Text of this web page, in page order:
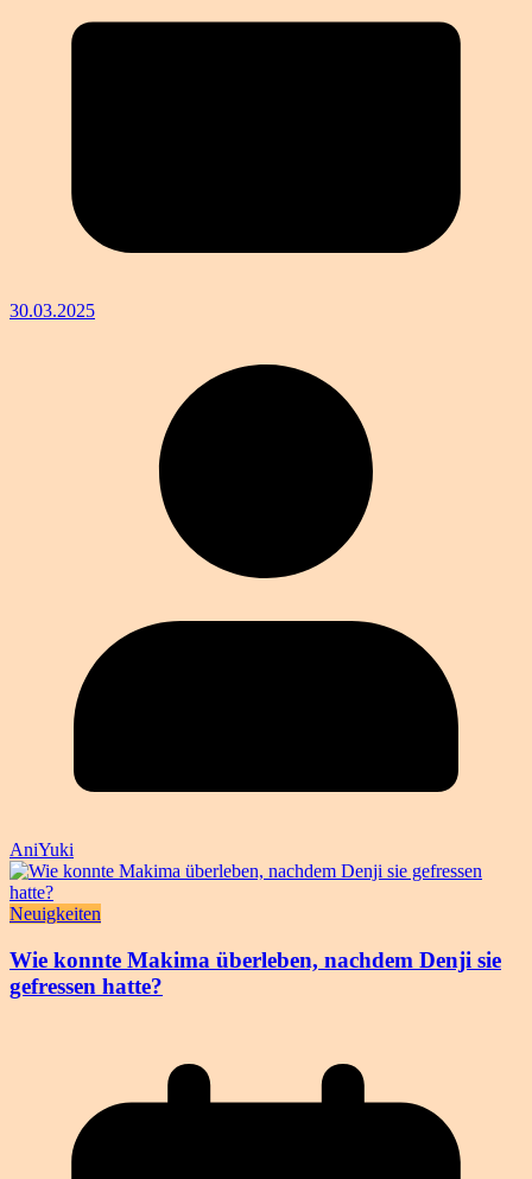
30.03.2025
AniYuki
Neuigkeiten
Wie konnte Makima überleben, nachdem Denji sie
gefressen hatte?